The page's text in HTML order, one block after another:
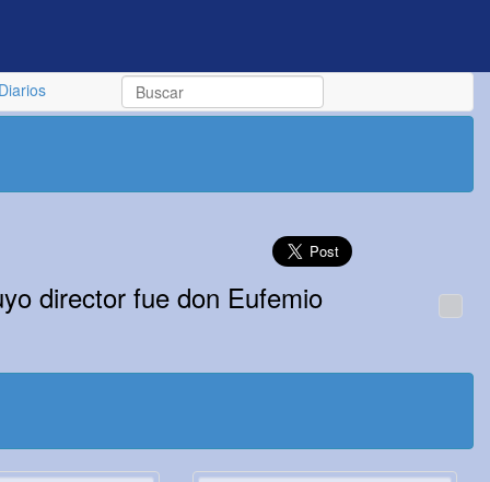
Diarios
director fue don Eufemio